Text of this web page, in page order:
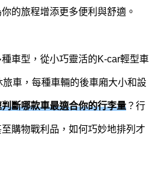
的旅程增添更多便利與舒適。
車型，從小巧靈活的K-car輕型車
車，每種車輛的後車廂大小和設
斷哪款車最適合你的行李量 ？行
購物戰利品，如何巧妙地排列才